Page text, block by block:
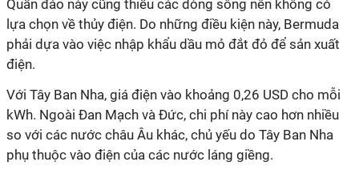
Quần đảo này cũng thiếu các dòng sông nên không có
lựa chọn về thủy điện. Do những điều kiện này, Bermuda
phải dựa vào việc nhập khẩu dầu mỏ đắt đỏ để sản xuất
điện.
Với Tây Ban Nha, giá điện vào khoảng 0,26 USD cho mỗi
kWh. Ngoài Đan Mạch và Đức, chi phí này cao hơn nhiều
so với các nước châu Âu khác, chủ yếu do Tây Ban Nha
phụ thuộc vào điện của các nước láng giềng.